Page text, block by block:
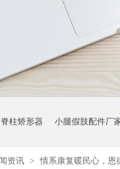
脊柱矫形器 小腿假肢配件厂
资讯 > 情系康复暖民心，恩